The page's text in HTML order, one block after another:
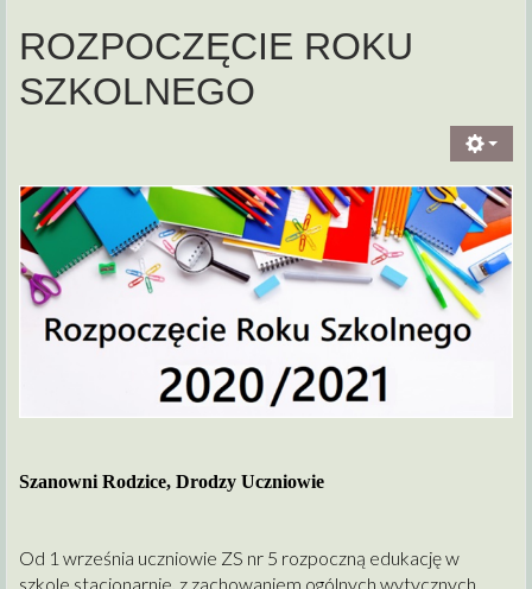
ROZPOCZĘCIE ROKU
SZKOLNEGO
Szanowni Rodzice, Drodzy Uczniowie
Od 1 września uczniowie ZS nr 5 rozpoczną edukację w
szkole stacjonarnie, z zachowaniem ogólnych wytycznych